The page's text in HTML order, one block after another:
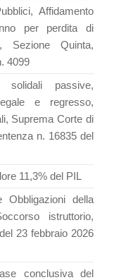
Affidamento
per perdita di
Sezione Quinta,
4099
solidali passive,
e regresso,
Suprema Corte di
n. 16835 del
11,3% del PIL
Obbligazioni della
istruttorio,
23 febbraio 2026
conclusiva del